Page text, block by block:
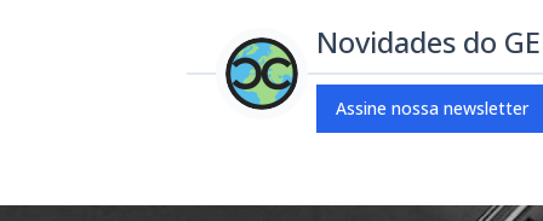
Novidades do
Assine nossa newsletter